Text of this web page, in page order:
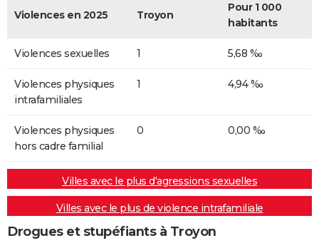
Violences en 2025 Troyon
Pour 1 000
habitants
Violences sexuelles 1 5,68 ‰
Violences physiques
intrafamiliales
1 4,94 ‰
Violences physiques
hors cadre familial
0 0,00 ‰
Villes avec le plus d'agressions sexuelles
Villes avec le plus de violence intrafamiliale
Drogues et stupéfiants à Troyon